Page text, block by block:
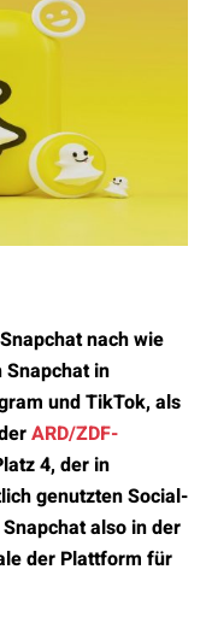
nach wie
Snapchat in
und TikTok, als
ARD/ZDF-
4, der in
genutzten Social-
also in der
der Plattform für